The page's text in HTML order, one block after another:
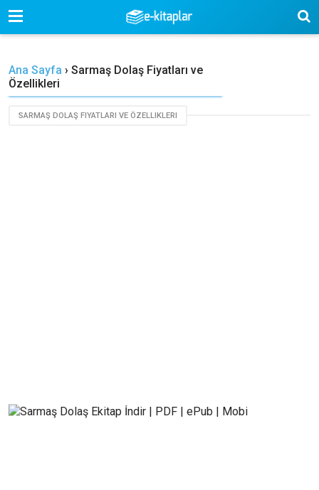
-->
Ana Sayfa › Sarmaş Dolaş Fiyatları ve
Özellikleri
SARMAŞ DOLAŞ FIYATLARI VE ÖZELLIKLERI